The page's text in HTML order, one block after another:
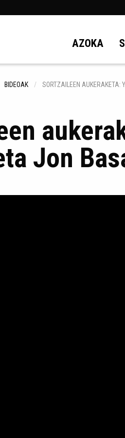
AZOKA
BIDEOAK SORTZAILEEN AUKERAKETA:
Jon